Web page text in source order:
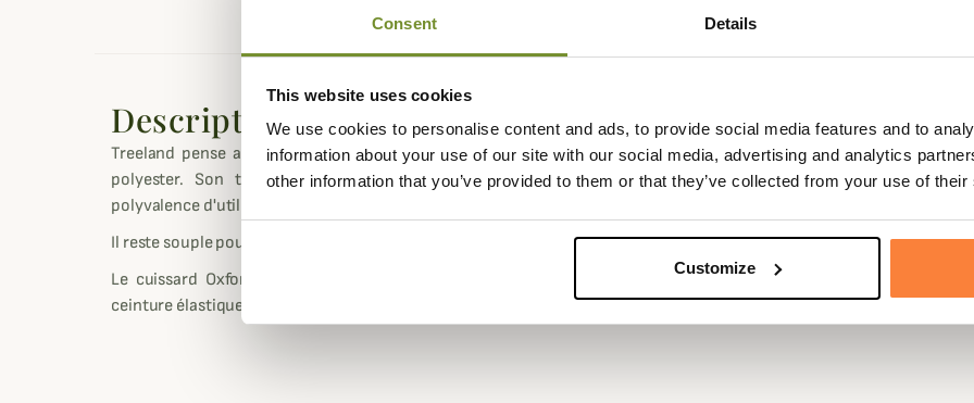
Consent Details
This website uses cookies
We use cookies to personalise content and ads, to provide social media features and to
information about your use of our site with our social media, advertising and analytics
other information that you’ve provided to them or that they’ve collected from your use of
Customize
Description
Treeland pense aussi aux enfants avec ce cuissard Orxford composé à 100% de
polyester. Son tissu est anti-ronce et imperméable ce qui lui procure une
polyvalence d'utilisation aussi bien pour la plaine que le bois.
Il reste souple pour disposer d'une très bonne liberté de mouvement.
Le cuissard Oxford est proposé en coloris vert avec un tramage spécial et une
ceinture élastique pour plus de confort. Il possède également 1 poche repose-main.
Fiche technique
Genre Enfant